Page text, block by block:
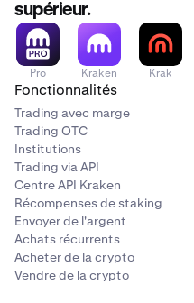
supérieur.
Pro Kraken Krak
Fonctionnalités
Trading avec marge
Trading OTC
Institutions
Trading via API
Centre API Kraken
Récompenses de staking
Envoyer de l'argent
Achats récurrents
Acheter de la crypto
Vendre de la crypto